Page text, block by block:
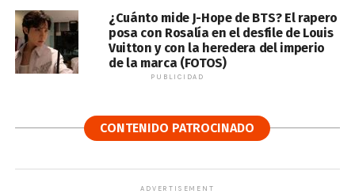
¿Cuánto mide J-Hope de BTS? El rapero
posa con Rosalía en el desfile de Louis
Vuitton y con la heredera del imperio
de la marca (FOTOS)
PUBLICIDAD
CONTENIDO PATROCINADO
ADVERTISEMENT